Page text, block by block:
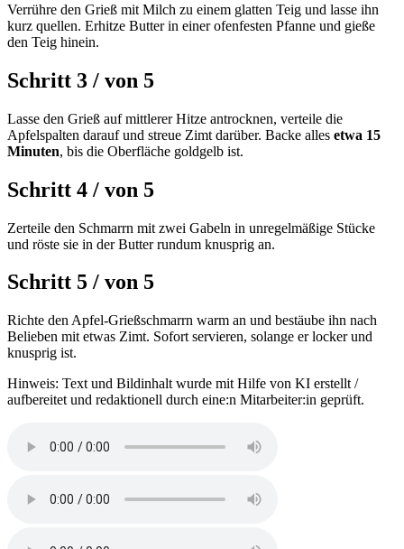
Verrühre den Grieß mit Milch zu einem glatten Teig und lasse ihn
kurz quellen. Erhitze Butter in einer ofenfesten Pfanne und gieße
den Teig hinein.
Schritt 3 / von 5
Lasse den Grieß auf mittlerer Hitze antrocknen, verteile die
Apfelspalten darauf und streue Zimt darüber. Backe alles etwa 15
Minuten, bis die Oberfläche goldgelb ist.
Schritt 4 / von 5
Zerteile den Schmarrn mit zwei Gabeln in unregelmäßige Stücke
und röste sie in der Butter rundum knusprig an.
Schritt 5 / von 5
Richte den Apfel-Grießschmarrn warm an und bestäube ihn nach
Belieben mit etwas Zimt. Sofort servieren, solange er locker und
knusprig ist.
Hinweis: Text und Bildinhalt wurde mit Hilfe von KI erstellt /
aufbereitet und redaktionell durch eine:n Mitarbeiter:in geprüft.